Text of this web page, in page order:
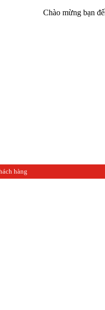
Chào mừng bạn đến
hàng